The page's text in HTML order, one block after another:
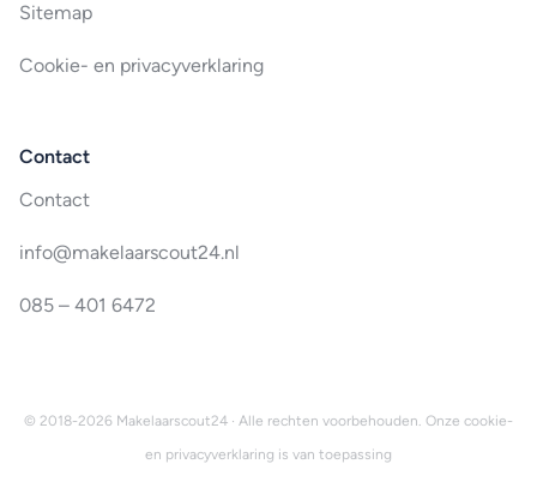
Sitemap
Cookie- en privacyverklaring
Contact
Contact
info@makelaarscout24.nl
085 – 401 6472
© 2018-2026 Makelaarscout24 · Alle rechten voorbehouden. Onze cookie-
en privacyverklaring is van toepassing